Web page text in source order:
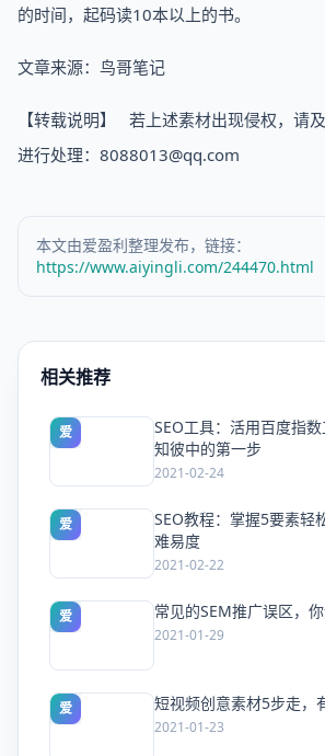
的时间，起码读10本以上的书。
文章来源：鸟哥笔记
【转载说明】 若上述素材出现侵权，请
进行处理：8088013@qq.com
本文由爱盈利整理发布，链接：
https://www.aiyingli.com/244470.html
相关推荐
爱
SEO工具：活用百度指
知彼中的第一步
2021-02-24
爱
SEO教程：掌握5要素轻
难易度
2021-02-22
爱 常见的SEM推广误区，你
2021-01-29
爱 短视频创意素材5步走，
2021-01-23